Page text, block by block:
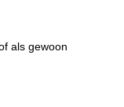
als gewoon